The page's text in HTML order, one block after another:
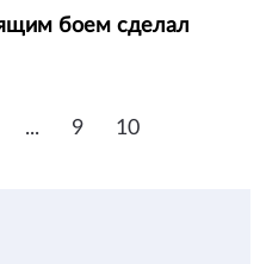
боем сделал
... 9 10